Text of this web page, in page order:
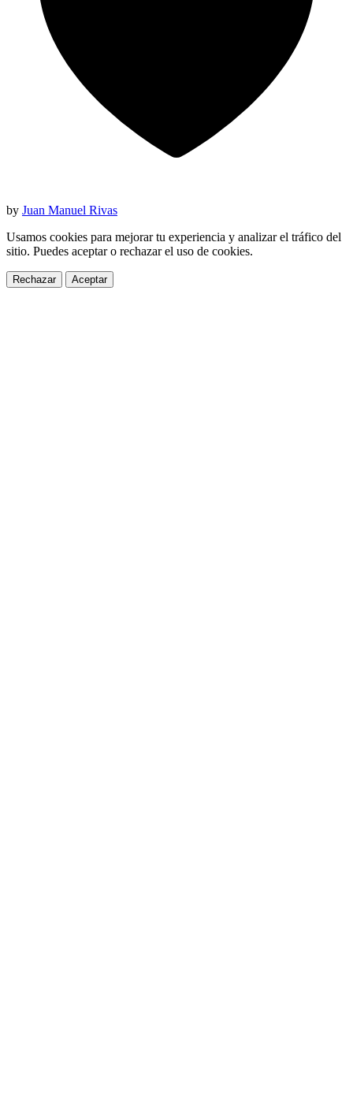
by Juan Manuel Rivas
Usamos cookies para mejorar tu experiencia y analizar el tráfico del
sitio. Puedes aceptar o rechazar el uso de cookies.
Rechazar Aceptar